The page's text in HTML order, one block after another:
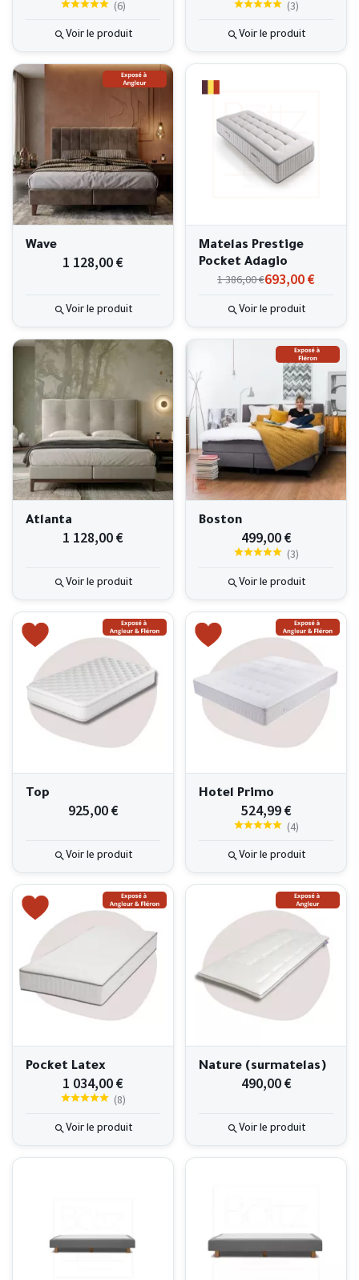
(6)
Voir le produit
(3)
Voir le produit
Wave
1 128,00 €
Voir le produit
Matelas Prestige
Pocket Adagio
693,00 €
1 386,00 €
Voir le produit
Atlanta
1 128,00 €
Voir le produit
Boston
499,00 €
(3)
Voir le produit
Top
925,00 €
Voir le produit
Hotel Primo
524,99 €
(4)
Voir le produit
Pocket Latex
1 034,00 €
(8)
Voir le produit
Nature (surmatelas)
490,00 €
Voir le produit